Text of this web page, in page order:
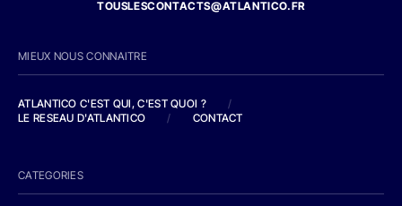
TOUSLESCONTACTS@ATLANTICO.FR
MIEUX NOUS CONNAITRE
ATLANTICO C'EST QUI, C'EST QUOI ?
/
LE RESEAU D'ATLANTICO
/ CONTACT
CATEGORIES